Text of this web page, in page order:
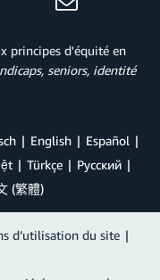
principes d'équité en
seniors, identité
English
Español
Türkçe
Ρусский
(繁體)
d’utilisation du site |